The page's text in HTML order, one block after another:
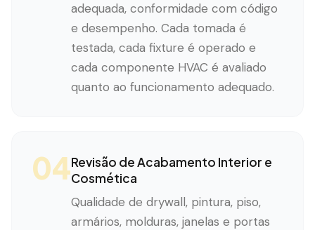
adequada, conformidade com código
e desempenho. Cada tomada é
testada, cada fixture é operado e
cada componente HVAC é avaliado
quanto ao funcionamento adequado.
04Revisão de Acabamento Interior e
Cosmética
Qualidade de drywall, pintura, piso,
armários, molduras, janelas e portas